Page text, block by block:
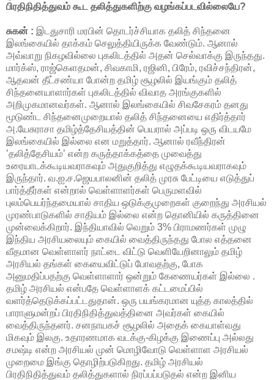
பிரதிநிதித்துவம் கூட தலித்துகளிற்கு வழங்கப்படவில்லையே?
சுகன் : இடதுசாரி மரபின் தொடர்ச்சியாக தலித் சிந்தனை
இலங்கையில் தாக்கம் செலுத்தியிருக்க வேண்டும். ஆனால்
அவ்வாறு நிகழவில்லை புகலிடத்தில் அதன் செல்வாக்கு இருந்தது.
மார்க்ஸ், ராஜ்கெளதமன், சிவகாமி, ரஜினி, பிரேம், ரவிச்சந்திரன்,
ஆதவன் தீட்சண்யா போன்ற தமிழ் சூழலில் இயங்கும் தலித்
சிந்தனையாளார்கள் புகலிடத்தில் விவாத அரங்குகளில்
அறிமுகமானவர்கள். ஆனால் இலங்கையில் சிவசேகரம் தனது
மூடுண்ட சிந்தனைமுறையால் தலித் சிந்தனையை எதிர்த்தார்
அ.யேசுராசா தமிழ்த்தேசியத்தின் பெயரால் அப்படி ஒரு விடயமே
இலங்கையில் இல்லை என மறுத்தார். ஆனால் ரவீந்திரன்
’தலித்தேசியம்’ என்ற கருத்தாக்கத்தை முவைத்து
உரையாடக்கூடியவராகவும் அதுகுறித்து எழுதக்கூடியவராகவும்
இருந்தார். வ.ஐ.ச.ஜெயபாலனின் தலித் முரசு பேட்டியை எடுத்துப்
பார்த்தீர்கள் என்றால் வெள்ளாளர்கள் பெருமளவில்
புலம்பெயர்ந்தமையால் சாதிய ஒடுக்குமுறைகள் குறைந்து அரசியல்
முரண்பாடுகளில் சாதியம் இல்லை என்ற தொனியில் கருத்தினை
முன்வைக்கிறார். இந்தியாவில் வெறும் 3% பிராமணர்கள் முழு
இந்திய அரசியலையும் கையில் வைத்திருந்தது போல எத்தனை
வீதமான வெள்ளாளர் நாட்டை விட்டு வெளியேறினாலும் தமிழ்
அரசியல் தங்கள் கையைவிட்டுப் போவதற்கு, போக
அனுமதிப்பதற்கு வெள்ளாளார் ஒன்றும் கேணையர்கள் இல்லை .
தமிழ் அரசியல் என்பதே வெள்ளாளக் கட்டமைப்பில்
வளர்த்தெடுக்கப்பட்டதுதான். ஒரு பயங்கரமான யுத்த காலத்தில்
பாராளுமன்றப் பிரதிநிதித்துவத்தினை அவர்கள் கையில்
வைத்திருந்தனர். சனநாயகச் சூழலில் அதைக் கையாள்வது
மிகவும் இலகு. உதாரணமாக வடக்கு-கிழக்கு இணைப்பு அல்லது
சமஷ்டி என்ற அரசியல் முன் மொழிவோடு வெள்ளாள அரசியல்
முறைமை இங்கு தொழிற்படுகிறது. தமிழ் அரசியல்
பிரதிநிதித்துவம் தலித்துகளால் நிரப்பப்படுதல் என்ற இனிய